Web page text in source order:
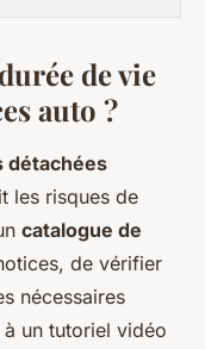
de vie
auto ?
détachées
les risques de
catalogue de
de vérifier
nécessaires
un tutoriel vidéo